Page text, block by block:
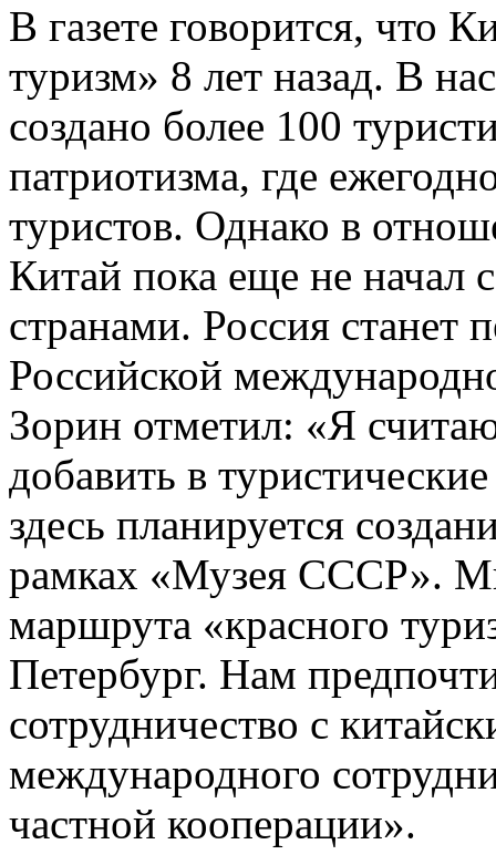
В газете говорится, что
туризм» 8 лет назад. В
создано более 100
патриотизма, где
туристов. Однако в
Китай пока еще не начал
странами. Россия станет
Российской
Зорин отметил: «Я
добавить в
здесь планируется
рамках «Музея СССР».
маршрута «красного
Петербург. Нам
сотрудничество с
международного
частной кооперации».